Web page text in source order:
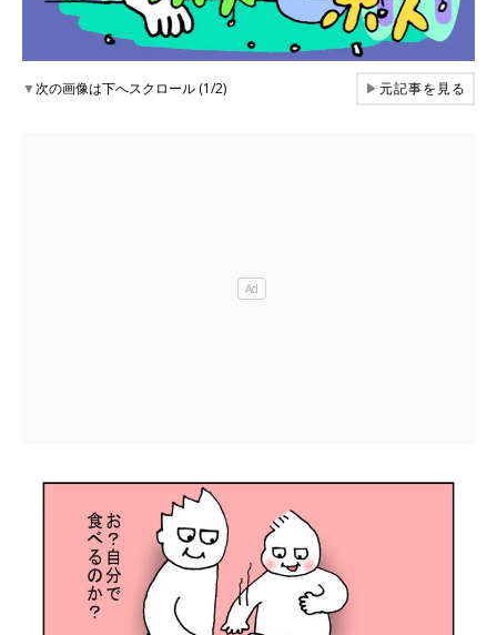
▼次の画像は下へスクロール (1/2) ▶元記事を見る